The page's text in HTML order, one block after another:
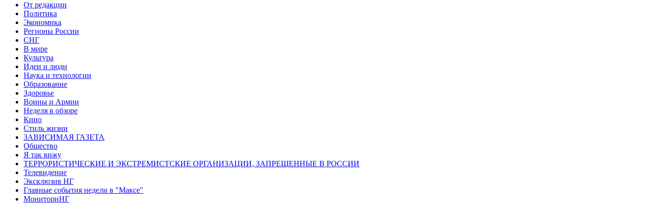
От редакции
Политика
Экономика
Регионы России
СНГ
В мире
Культура
Идеи и люди
Наука и технологии
Образование
Здоровье
Воины и Армии
Неделя в обзоре
Кино
Стиль жизни
ЗАВИСИМАЯ ГАЗЕТА
Общество
Я так вижу
ТЕРРОРИСТИЧЕСКИЕ И ЭКСТРЕМИСТСКИЕ ОРГАНИЗАЦИИ, ЗАПРЕЩЕННЫЕ В РОССИИ
Телевидение
Эксклюзив НГ
Главные события недели в "Максе"
МониториНГ